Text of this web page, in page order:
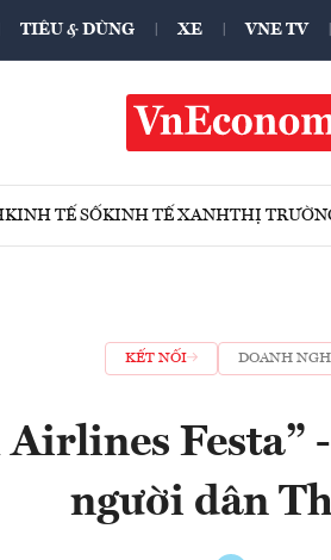
TIÊU & DÙNG XE VNE TV
KINH TẾ SỐKINH TẾ XANHTHỊ
KẾT NỐI DOANH
Airlines Festa”
người dân